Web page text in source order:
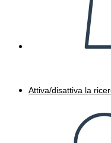
Attiva/disattiva la